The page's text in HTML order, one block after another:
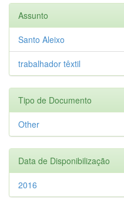
Assunto
Santo Aleixo
trabalhador têxtil
Tipo de Documento
Other
Data de Disponibilização
2016